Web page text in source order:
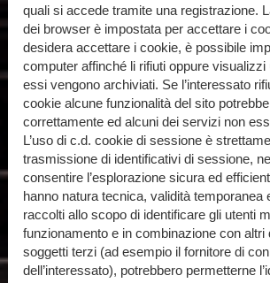
quali si accede tramite una registrazione.
dei browser è impostata per accettare i
desidera accettare i cookie, è possibile
computer affinché li rifiuti oppure
essi vengono archiviati. Se l’interessato
cookie alcune funzionalità del sito
correttamente ed alcuni dei servizi non
L’uso di c.d. cookie di sessione è
trasmissione di identificativi di sessione,
consentire l’esplorazione sicura ed
hanno natura tecnica, validità temporanea
raccolti allo scopo di identificare gli utenti
funzionamento e in combinazione con altri
soggetti terzi (ad esempio il fornitore di
dell’interessato), potrebbero permetterne